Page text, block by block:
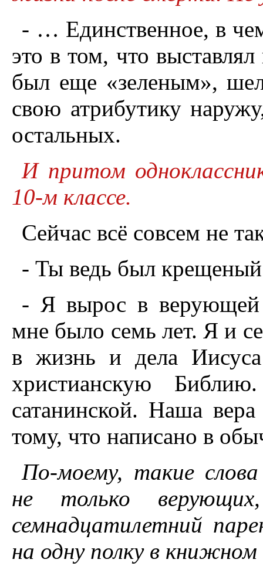
- … Единственное, в
это в том, что
был еще «зеленым»,
свою атрибутику
остальных.
И притом
10-м классе.
Сейчас всё совсем не
- Ты ведь был
- Я вырос в верующей
мне было семь лет. Я и
в жизнь и дела
христианскую
сатанинской. Наша
тому, что написано в
По-моему, такие
не только
семнадцатилетний
на одну полку в